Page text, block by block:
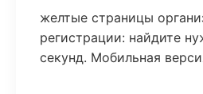
желтые страницы
регистрации: найдите
секунд. Мобильная